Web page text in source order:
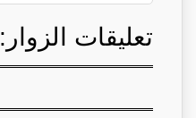
تعليقات الزوار: